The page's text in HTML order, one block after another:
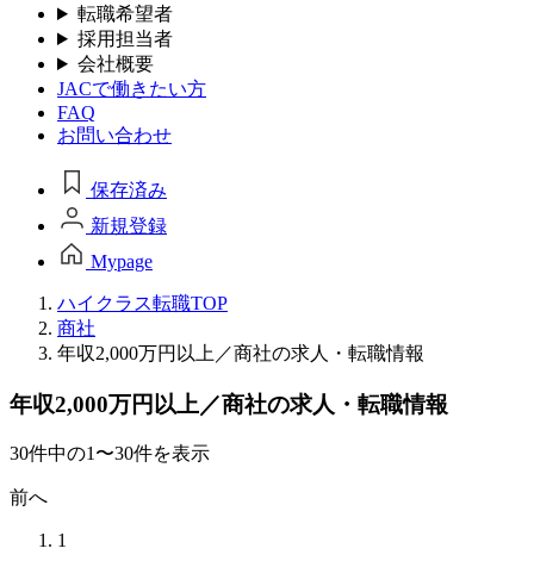
転職希望者
採用担当者
会社概要
JACで働きたい方
FAQ
お問い合わせ
保存済み
新規登録
Mypage
ハイクラス転職TOP
商社
年収2,000万円以上／商社の求人・転職情報
年収2,000万円以上／商社の求人・転職情報
30件中の1〜30件を表示
前へ
1